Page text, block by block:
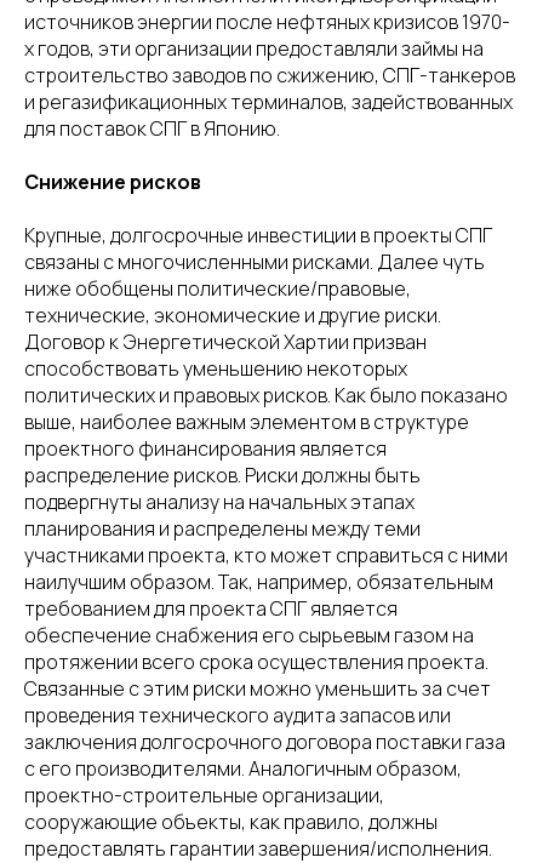
источников энергии после нефтяных кризисов 1970-
х годов, эти организации предоставляли займы на
строительство заводов по сжижению, СПГ-танкеров
и регазификационных терминалов, задействованных
для поставок СПГ в Японию.
Снижение рисков
Крупные, долгосрочные инвестиции в проекты СПГ
связаны с многочисленными рисками. Далее чуть
ниже обобщены политические/правовые,
технические, экономические и другие риски.
Договор к Энергетической Хартии призван
способствовать уменьшению некоторых
политических и правовых рисков. Как было показано
выше, наиболее важным элементом в структуре
проектного финансирования является
распределение рисков. Риски должны быть
подвергнуты анализу на начальных этапах
планирования и распределены между теми
участниками проекта, кто может справиться с ними
наилучшим образом. Так, например, обязательным
требованием для проекта СПГ является
обеспечение снабжения его сырьевым газом на
протяжении всего срока осуществления проекта.
Связанные с этим риски можно уменьшить за счет
проведения технического аудита запасов или
заключения долгосрочного договора поставки газа
с его производителями. Аналогичным образом,
проектно-строительные организации,
сооружающие объекты, как правило, должны
предоставлять гарантии завершения/исполнения.